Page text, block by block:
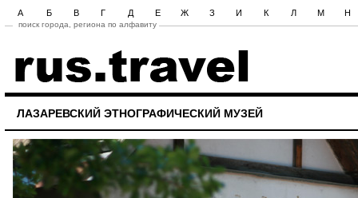
А Б В Г Д Е Ж З И К Л М Н
поиск города, региона по алфавиту
ЛАЗАРЕВСКИЙ ЭТНОГРАФИЧЕСКИЙ МУЗЕЙ